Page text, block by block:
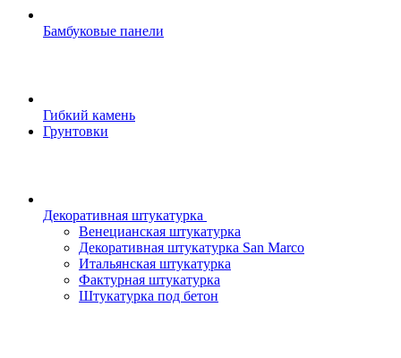
Бамбуковые панели
Гибкий камень
Грунтовки
Декоративная штукатурка
Венецианская штукатурка
Декоративная штукатурка San Marco
Итальянская штукатурка
Фактурная штукатурка
Штукатурка под бетон